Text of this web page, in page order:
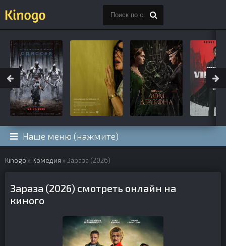
Наше меню (нажмите)
Kinogo » Комедия » Зараза (2026)
Зараза (2026) смотреть онлайн на
киного